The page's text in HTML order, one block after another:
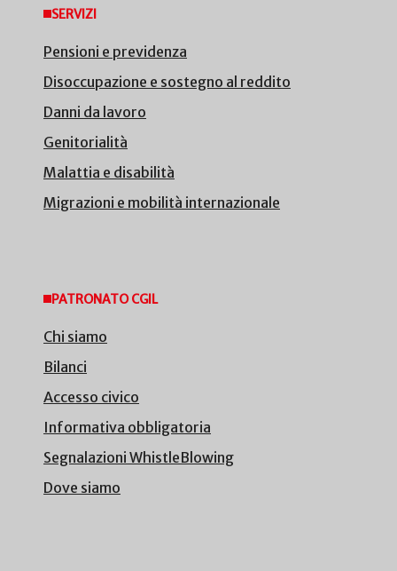
SERVIZI
Pensioni e previdenza
Disoccupazione e sostegno al reddito
Danni da lavoro
Genitorialità
Malattia e disabilità
Migrazioni e mobilità internazionale
PATRONATO CGIL
Chi siamo
Bilanci
Accesso civico
Informativa obbligatoria
Segnalazioni WhistleBlowing
Dove siamo